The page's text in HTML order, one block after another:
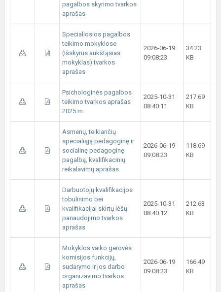
pagalbos skyrimo tvarkos
aprašas
Specialiosios pagalbos
teikimo mokyklose
(Išskyrus aukštąsias
mokyklas) tvarkos
aprašas
2026-06-19
09:08:23
34.23
KB
Psichologinės pagalbos
teikimo tvarkos aprašas
2025 m.
2025-10-31
08:40:11
217.69
KB
Asmenų, teikiančių
specialiąją pedagoginę ir
socialinę pedagoginę
pagalbą, kvalifikacinių
reikalavimų aprašas
2026-06-19
09:08:23
118.69
KB
Darbuotojų kvalifikacijos
tobulinimo bei
kvalifikacijai skirtų lėšų
panaudojimo tvarkos
aprašas
2025-10-31
08:40:12
212.63
KB
Mokyklos vaiko gerovės
komisijos funkcijų,
sudarymo ir jos darbo
organizavimo tvarkos
aprašas
2026-06-19
09:08:23
166.49
KB